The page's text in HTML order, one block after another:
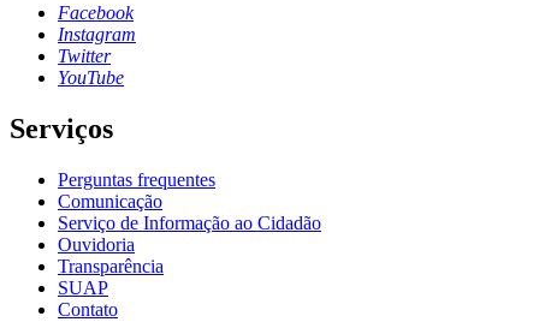
Facebook
Instagram
Twitter
YouTube
Serviços
Perguntas frequentes
Comunicação
Serviço de Informação ao Cidadão
Ouvidoria
Transparência
SUAP
Contato